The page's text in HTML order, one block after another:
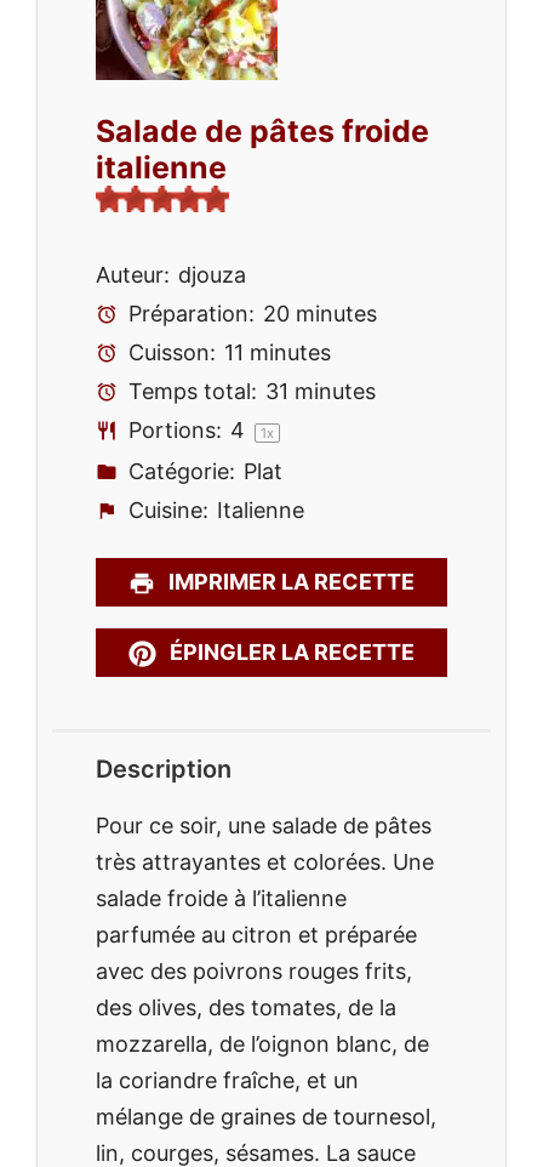
Salade de pâtes froide
italienne
Auteur: djouza
Préparation: 20 minutes
Cuisson: 11 minutes
Temps total: 31 minutes
Portions: 4 1x
Catégorie: Plat
Cuisine: Italienne
IMPRIMER LA RECETTE
ÉPINGLER LA RECETTE
Description
Pour ce soir, une salade de pâtes
très attrayantes et colorées. Une
salade froide à l’italienne
parfumée au citron et préparée
avec des poivrons rouges frits,
des olives, des tomates, de la
mozzarella, de l’oignon blanc, de
la coriandre fraîche, et un
mélange de graines de tournesol,
lin, courges, sésames. La sauce